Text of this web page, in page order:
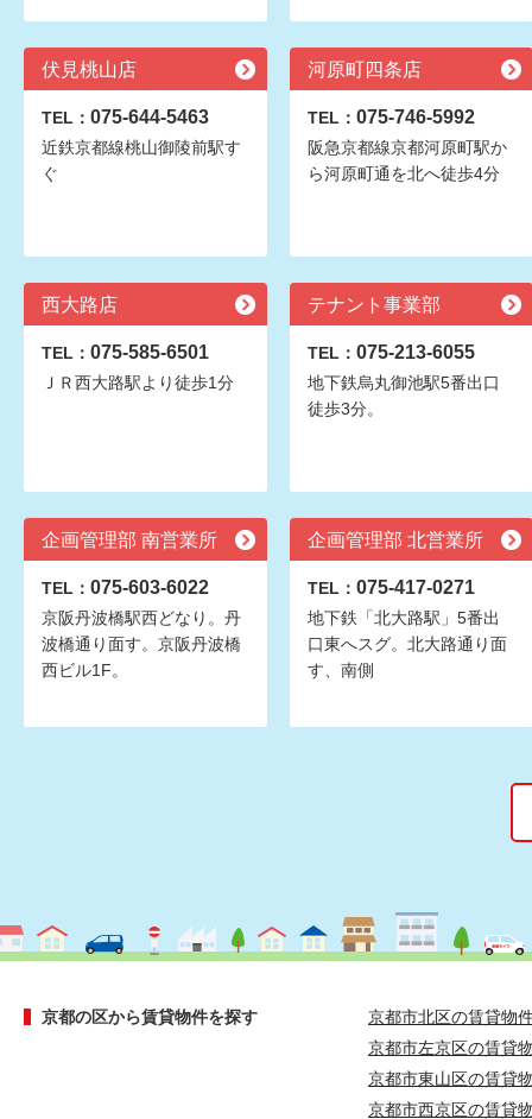
伏見桃山店
TEL： 075-644-5463
近鉄京都線桃山御陵前駅す
ぐ
河原町四条店
TEL： 075-746-5992
阪急京都線京都河原町駅か
ら河原町通を北へ徒歩4分
西大路店
TEL： 075-585-6501
ＪＲ西大路駅より徒歩1分
テナント事業部
TEL： 075-213-6055
地下鉄烏丸御池駅5番出口
徒歩3分。
企画管理部 南営業所
TEL： 075-603-6022
京阪丹波橋駅西どなり。丹
波橋通り面す。京阪丹波橋
西ビル1F。
企画管理部 北営業所
TEL： 075-417-0271
地下鉄「北大路駅」5番出
口東へスグ。北大路通り面
す、南側
京都の区から賃貸物件を探す
京都市北区の賃貸物
京都市左京区の賃貸
京都市東山区の賃貸
京都市西京区の賃貸